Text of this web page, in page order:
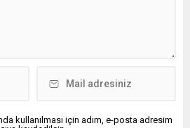
kullanılması için adım, e-posta adresim